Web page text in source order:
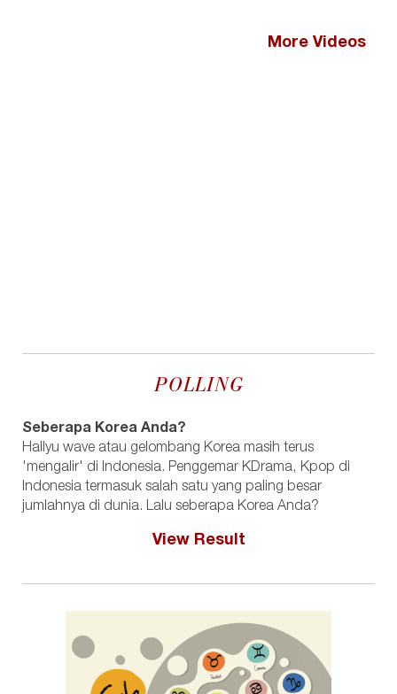
More Videos
POLLING
Seberapa Korea Anda?
Hallyu wave atau gelombang Korea masih terus
'mengalir' di Indonesia. Penggemar KDrama, Kpop di
Indonesia termasuk salah satu yang paling besar
jumlahnya di dunia. Lalu seberapa Korea Anda?
View Result